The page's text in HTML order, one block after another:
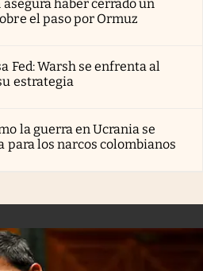
haber cerrado un
el paso por Ormuz
Fed: Warsh se enfrenta al
estrategia
la guerra en Ucrania se
para los narcos colombianos